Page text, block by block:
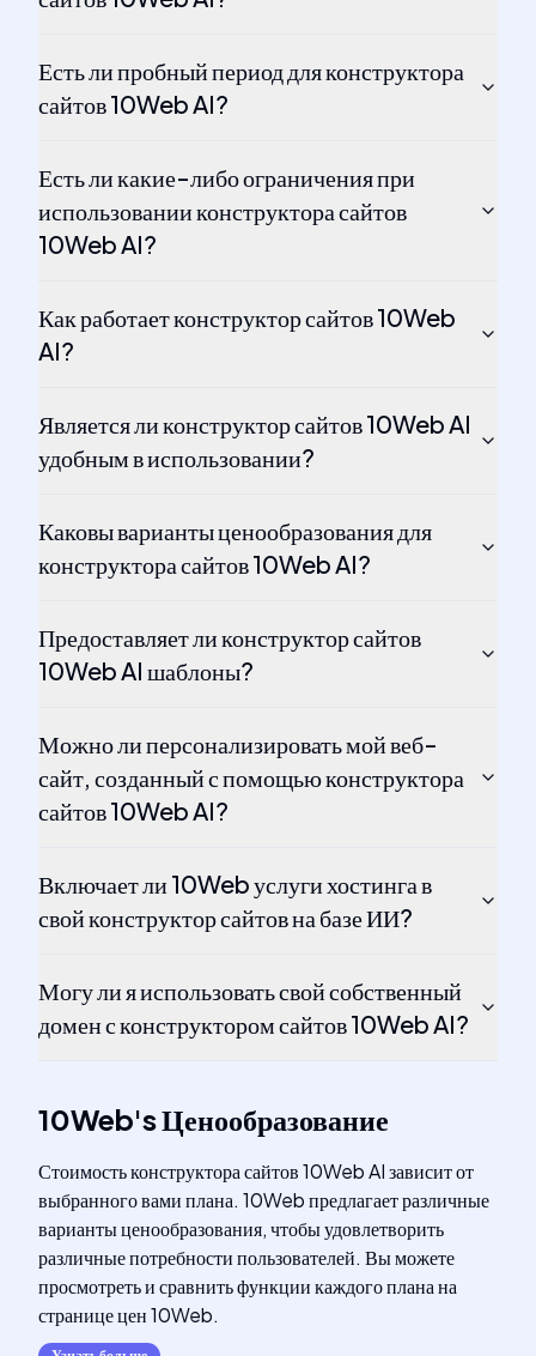
Есть ли пробный период для конструктора
сайтов 10Web AI?
Есть ли какие-либо ограничения при
использовании конструктора сайтов
10Web AI?
Как работает конструктор сайтов 10Web
AI?
Является ли конструктор сайтов 10Web AI
удобным в использовании?
Каковы варианты ценообразования для
конструктора сайтов 10Web AI?
Предоставляет ли конструктор сайтов
10Web AI шаблоны?
Можно ли персонализировать мой веб-
сайт, созданный с помощью конструктора
сайтов 10Web AI?
Включает ли 10Web услуги хостинга в
свой конструктор сайтов на базе ИИ?
Могу ли я использовать свой собственный
домен с конструктором сайтов 10Web AI?
10Web'sЦенообразование
Стоимость конструктора сайтов 10Web AI зависит от
выбранного вами плана. 10Web предлагает различные
варианты ценообразования, чтобы удовлетворить
различные потребности пользователей. Вы можете
просмотреть и сравнить функции каждого плана на
странице цен 10Web.